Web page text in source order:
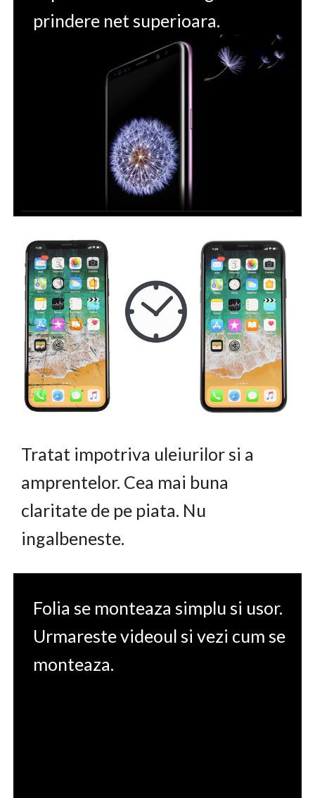
prindere net superioara.
Tratat impotriva uleiurilor si a
amprentelor. Cea mai buna
claritate de pe piata. Nu
ingalbeneste.
Folia se monteaza simplu si usor.
Urmareste videoul si vezi cum se
monteaza.